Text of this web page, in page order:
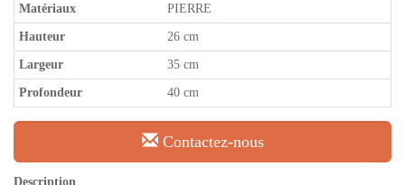
Matériaux PIERRE
Hauteur 26 cm
Largeur 35 cm
Profondeur 40 cm
Contactez-nous
Description